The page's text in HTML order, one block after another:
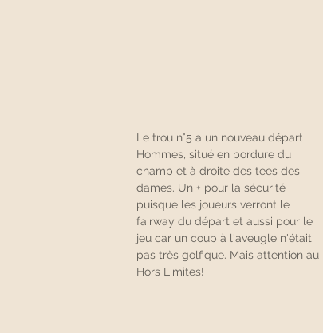
Le trou n°5 a un nouveau départ
Hommes, situé en bordure du
champ et à droite des tees des
dames. Un + pour la sécurité
puisque les joueurs verront le
fairway du départ et aussi pour le
jeu car un coup à l'aveugle n'était
pas très golfique. Mais attention au
Hors Limites!